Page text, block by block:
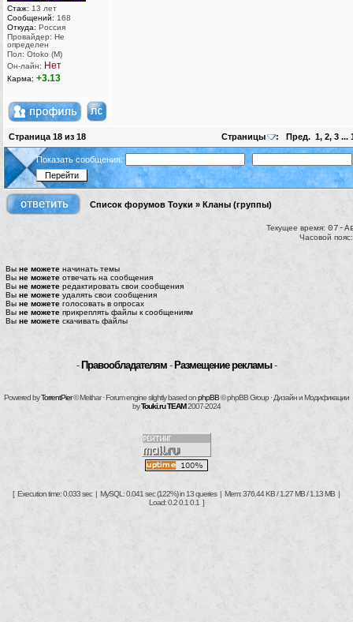
Стаж: 13 лет
Сообщений: 168
Откуда: Россия
Провайдер: Не
определен
Пол: Otoko (M)
Он-лайн: Нет
Карма: +3.13
Страница 18 из 18 Страницы : Пред. 1, 2, 3 ...
Показать сообщения:
Список форумов Тоуки » Кланы (группы)
Текущее время: 07-
Часовой
Вы не можете начинать темы
Вы не можете отвечать на сообщения
Вы не можете редактировать свои сообщения
Вы не можете удалять свои сообщения
Вы не можете голосовать в опросах
Вы не можете прикреплять файлы к сообщениям
Вы не можете скачивать файлы
- Правообладателям - Размещение рекламы-
Powered byTorrentPier© Meithar · Forum engine slightly based onphpBB© phpBB Group · Дизайн и Модификации
byTouki.ru TEAM2007-2024
[ Execution time: 0.033 sec | MySQL: 0.041 sec (122%) in 13 queries | Mem: 376.44 KB / 1.27 MB / 1.13 MB |
Load: 0.2 0.1 0.1 ]